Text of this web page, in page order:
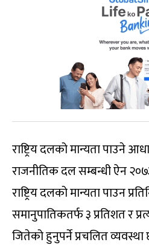
राष्ट्रिय दलको मान्यता पाउने
राजनीतिक दल सम्बन्धी ऐन
राष्ट्रिय दलको मान्यता पाउन
समानुपातिकतर्फ ३ प्रतिशत र
जितेको हुनुपर्ने प्रचलित व्यवस्था